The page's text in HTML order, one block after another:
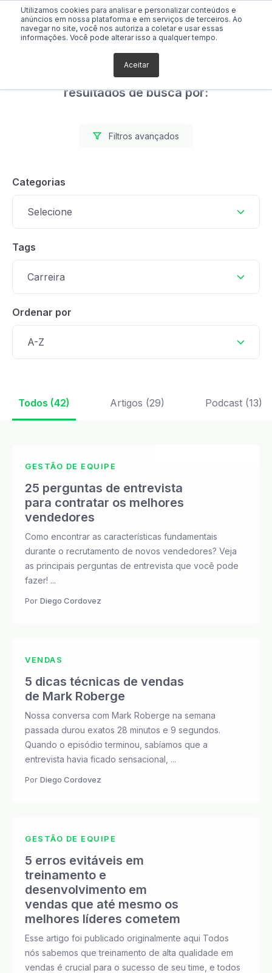
Utilizamos cookies para analisar e personalizar conteúdos e
anúncios em nossa plataforma e em serviços de terceiros. Ao
navegar no site, você nos autoriza a coletar e usar essas
informações. Você pode alterar isso a qualquer tempo.
Aceitar
Foram encontrados 42
resultados de busca por:
Filtros avançados
Categorias
Selecione
Tags
Carreira
Ordenar por
A-Z
Todos (42) Artigos (29) Podcast (13)
GESTÃO DE EQUIPE
25 perguntas de entrevista
para contratar os melhores
vendedores
Como encontrar as características fundamentais
durante o recrutamento de novos vendedores? Veja
as principais perguntas de entrevista que você pode
fazer! ...
Por Diego Cordovez
VENDAS
5 dicas técnicas de vendas
de Mark Roberge
Nossa conversa com Mark Roberge na semana
passada durou exatos 28 minutos e 9 segundos.
Quando o episódio terminou, sabíamos que a
entrevista havia ficado sensacional, ...
Por Diego Cordovez
GESTÃO DE EQUIPE
5 erros evitáveis em
treinamento e
desenvolvimento em
vendas que até mesmo os
melhores líderes cometem
Esse artigo foi publicado originalmente aqui Todos
nós sabemos que treinamento de alta qualidade em
vendas é crucial para o sucesso de seu time, e todos